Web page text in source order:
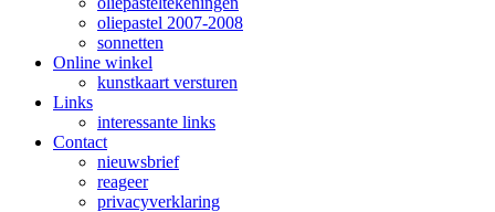
oliepastel 2007-2008
sonnetten
Online winkel
kunstkaart versturen
Links
interessante links
Contact
nieuwsbrief
reageer
privacyverklaring